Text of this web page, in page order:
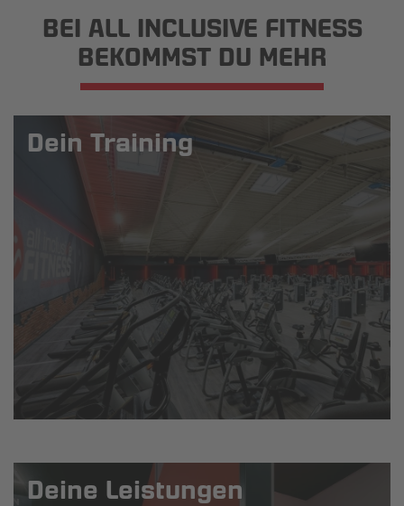
BEI ALL INCLUSIVE FITNESS
BEKOMMST DU MEHR
Dein Training
Deine Leistungen